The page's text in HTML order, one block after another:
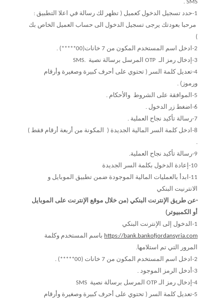
SMS .
1-حدد تسجيل الدخول كعميل ( تظهر لك رسالة في اعلا التطبيق :
مرحبا بعودتك يرجى تسجيل الدخول الى حساب العميل الخاص بك
)
2-ادخل اسم المستخدم المكون من 7 خانات(00*****) .
3-إدخال رمز الـ OTP المرسل برسالة نصية .SMS
4-تعديل كلمة السر ( تحتوي على أحرف كبيرة وصغيرة وأرقام
ورموز) .
5-الموافقة على الشروط والأحكام .
6-اضغط زر الدخول .
7-رسالة تأكيد نجاح العملية .
8-ادخل كلمة السر المالية الجديدة ( المكونة من أربعة أرقام فقط )
.
9-رسالة تأكيد نجاح العملية.
10-إعادة الدخول بكلمة السر الجديدة
11-ابدأ بالعمليات المالية الموجودة ضمن تطبيق الموبايل و
الانترنيت البنكي
·عن طريق الإنترنت البنكي (من خلال موقع الإنترنت على الموبايل
أو الكمبيوتر)
1-الدخول إلى الإنترنت البنكي
https://bank.bankofjordansyria.com باسم المستخدم وكلمة
المرور التي تم استلامها.
2-ادخل اسم المستخدم المكون من 7 خانات (00*****) .
3-أدخل الرمز الموجود .
4-إدخال رمز الـ OTP المرسل برسالة نصية SMS
5-تعديل كلمة السر ( تحتوي على أحرف كبيرة وصغيرة وأرقام